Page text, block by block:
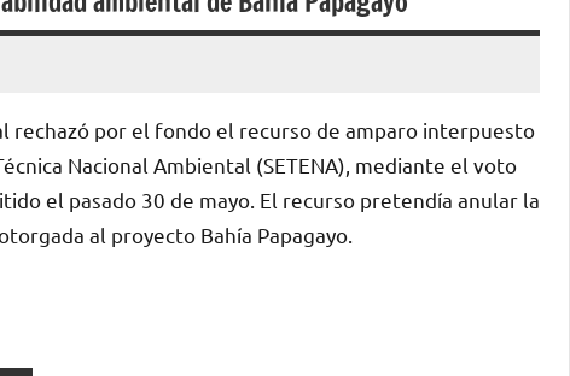
rechazó por el fondo el recurso de amparo interpuesto
Nacional Ambiental (SETENA), mediante el voto
el pasado 30 de mayo. El recurso pretendía anular la
al proyecto Bahía Papagayo.